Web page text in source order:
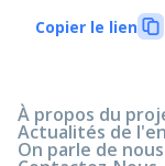
Copier le lien
À propos du
Actualités de
On parle de nous